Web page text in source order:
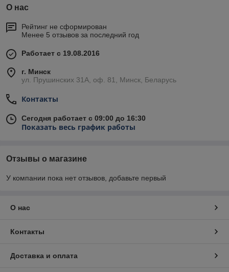
О нас
Рейтинг не сформирован
Менее 5 отзывов за последний год
Работает с 19.08.2016
г. Минск
ул. Прушинских 31А, оф. 81, Минск, Беларусь
Контакты
Сегодня работает с 09:00 до 16:30
Показать весь график работы
Отзывы о магазине
У компании пока нет отзывов, добавьте первый
О нас
Контакты
Доставка и оплата